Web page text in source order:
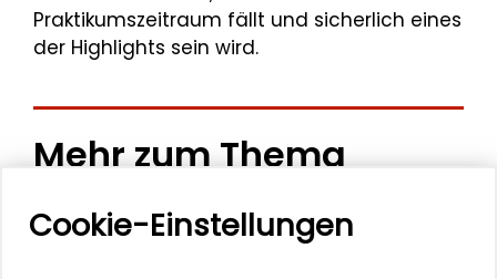
Praktikumszeitraum fällt und sicherlich eines
der Highlights sein wird.
Mehr zum Thema
Ein energiegeladener Start in Darmstadt
Cookie-Einstellungen